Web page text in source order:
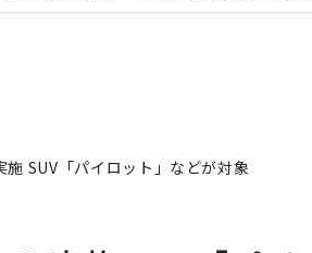
SUV「パイロット」などが対象